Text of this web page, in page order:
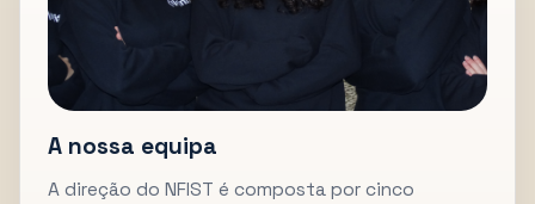
A nossa equipa
A direção do NFIST é composta por cinco